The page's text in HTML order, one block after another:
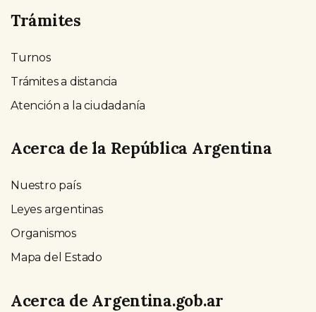
Trámites
Turnos
Trámites a distancia
Atención a la ciudadanía
Acerca de la República Argentina
Nuestro país
Leyes argentinas
Organismos
Mapa del Estado
Acerca de Argentina.gob.ar